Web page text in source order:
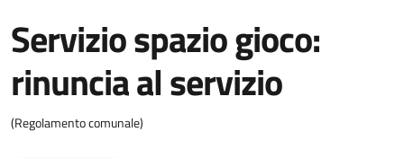
Servizio spazio gioco:
rinuncia al servizio
(Regolamento comunale)